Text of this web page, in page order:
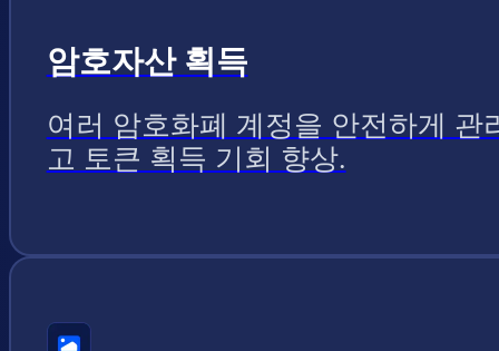
암호자산 획득
여러 암호화폐 계정을 안전하게 관
고 토큰 획득 기회 향상.